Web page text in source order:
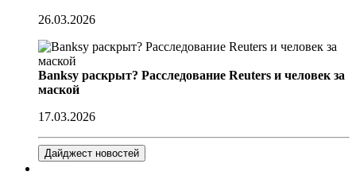
26.03.2026
Banksy раскрыт? Расследование Reuters и человек за
маской
17.03.2026
Дайджест новостей